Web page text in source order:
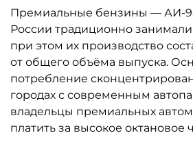
Премиальные бензины — АИ-
России традиционно
при этом их производство
от общего объёма выпуска.
потребление
городах с современным
владельцы премиальных
платить за высокое октановое